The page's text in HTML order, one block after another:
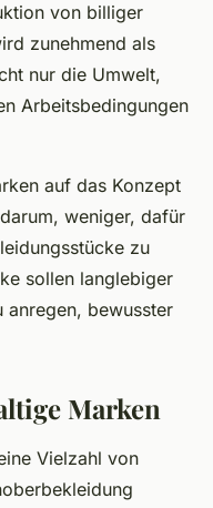
von billiger
zunehmend als
nur die Umwelt,
Arbeitsbedingungen
auf das Konzept
weniger, dafür
zu
sollen langlebiger
anregen, bewusster
Marken
Vielzahl von